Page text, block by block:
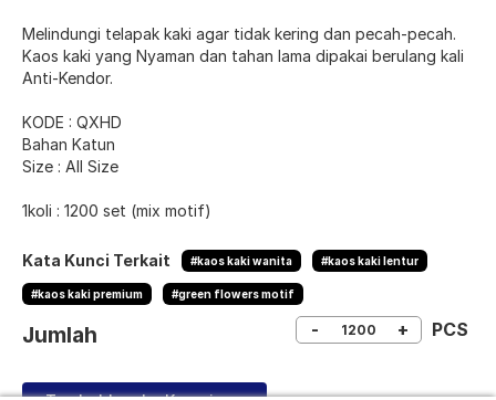
Melindungi telapak kaki agar tidak kering dan pecah-pecah.
Kaos kaki yang Nyaman dan tahan lama dipakai berulang kali
Anti-Kendor.
KODE : QXHD
Bahan Katun
Size : All Size
1koli : 1200 set (mix motif)
Kata Kunci Terkait #kaos kaki wanita #kaos kaki lentur
#kaos kaki premium #green flowers motif
Jumlah - + PCS